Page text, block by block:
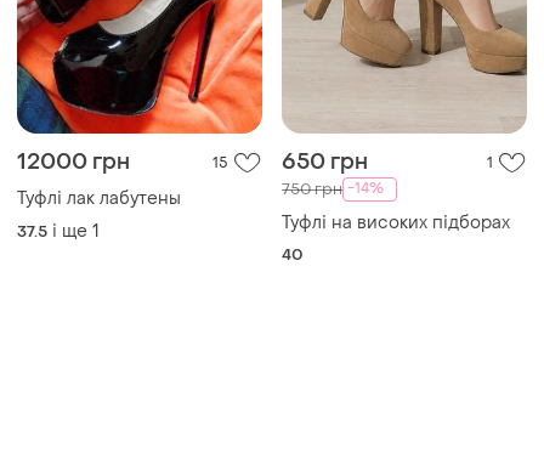
12000 грн 15
Туфлі лак лабутены
37.5 і ще
650 грн 1
750 грн -14%
Туфлі на високих підборах